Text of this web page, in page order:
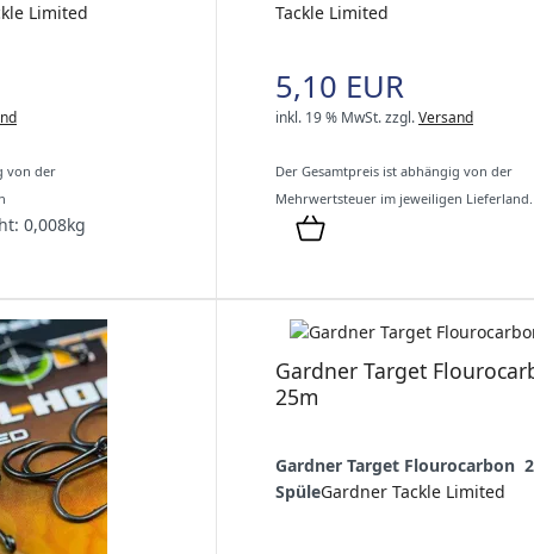
Limited
von der
0,008kg
Tackle Limited
5,10 EUR
inkl. 19 % MwSt.zzgl.Versand
Der Gesamtpreis ist abhängig von der
Mehrwertsteuer im jeweiligen Lieferland.
Gardner Target
25m
Gardner Target Flourocarbon
SpüleGardner Tackle Limited